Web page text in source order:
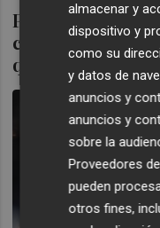
PSPV dice que
censo de
que los datos se
almacenar y
dispositivo y
como su
y datos de
anuncios y
anuncios y
sobre la
Proveedores
pueden
otros fines,